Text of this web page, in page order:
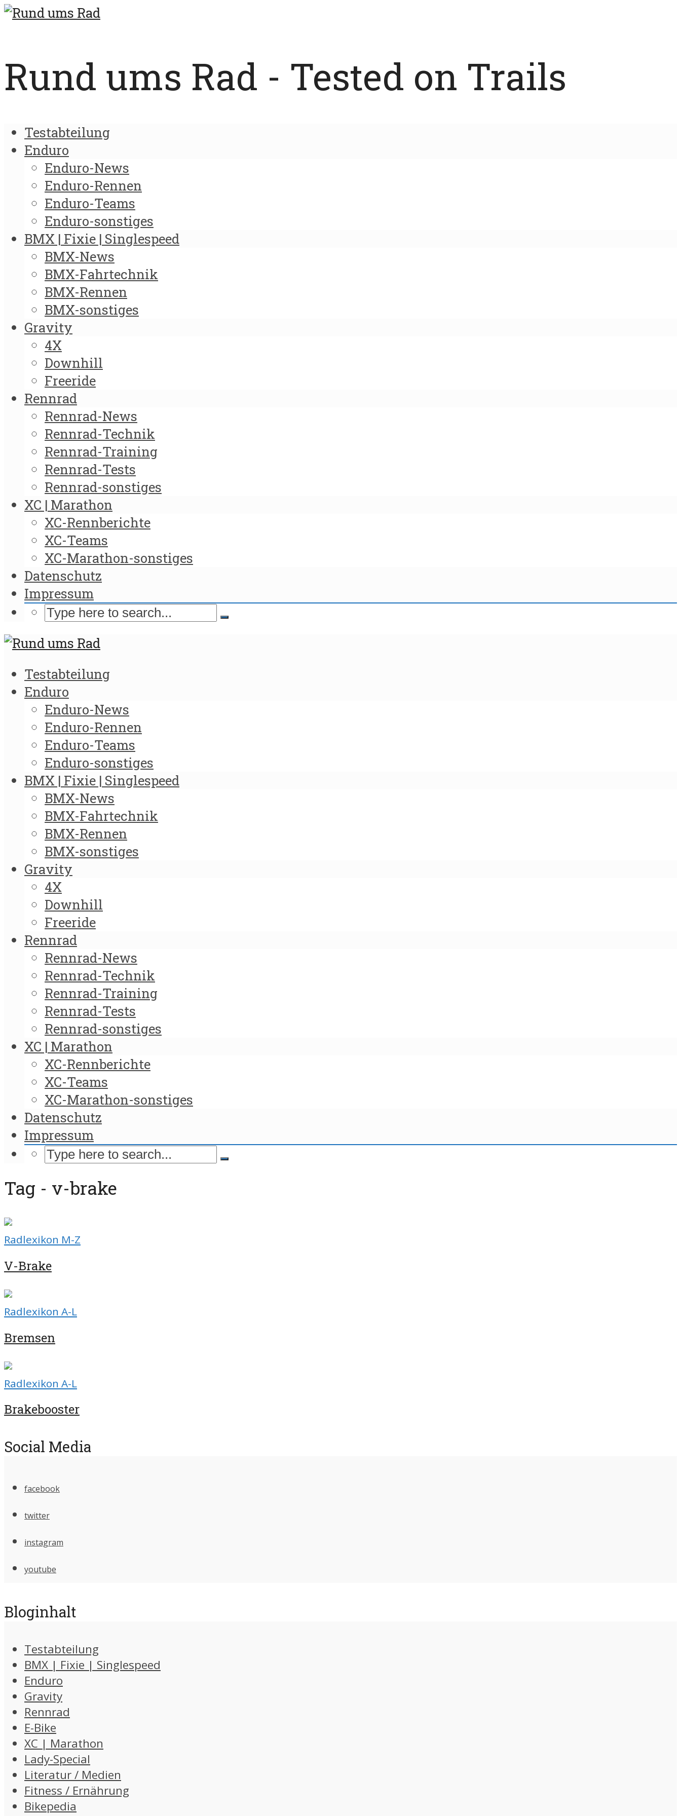
Rund ums Rad - Tested on Trails
Testabteilung
Enduro
Enduro-News
Enduro-Rennen
Enduro-Teams
Enduro-sonstiges
BMX | Fixie | Singlespeed
BMX-News
BMX-Fahrtechnik
BMX-Rennen
BMX-sonstiges
Gravity
4X
Downhill
Freeride
Rennrad
Rennrad-News
Rennrad-Technik
Rennrad-Training
Rennrad-Tests
Rennrad-sonstiges
XC | Marathon
XC-Rennberichte
XC-Teams
XC-Marathon-sonstiges
Datenschutz
Impressum
Testabteilung
Enduro
Enduro-News
Enduro-Rennen
Enduro-Teams
Enduro-sonstiges
BMX | Fixie | Singlespeed
BMX-News
BMX-Fahrtechnik
BMX-Rennen
BMX-sonstiges
Gravity
4X
Downhill
Freeride
Rennrad
Rennrad-News
Rennrad-Technik
Rennrad-Training
Rennrad-Tests
Rennrad-sonstiges
XC | Marathon
XC-Rennberichte
XC-Teams
XC-Marathon-sonstiges
Datenschutz
Impressum
Tag - v-brake
Radlexikon M-Z
V-Brake
Radlexikon A-L
Bremsen
Radlexikon A-L
Brakebooster
Social Media
facebook
twitter
instagram
youtube
Bloginhalt
Testabteilung
BMX | Fixie | Singlespeed
Enduro
Gravity
Rennrad
E-Bike
XC | Marathon
Lady-Special
Literatur / Medien
Fitness / Ernährung
Bikepedia